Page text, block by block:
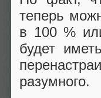
теперь
в 100 %
будет
разумного.